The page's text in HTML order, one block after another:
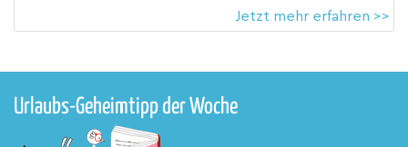
Jetzt mehr erfahren >>
Urlaubs-Geheimtipp der Woche